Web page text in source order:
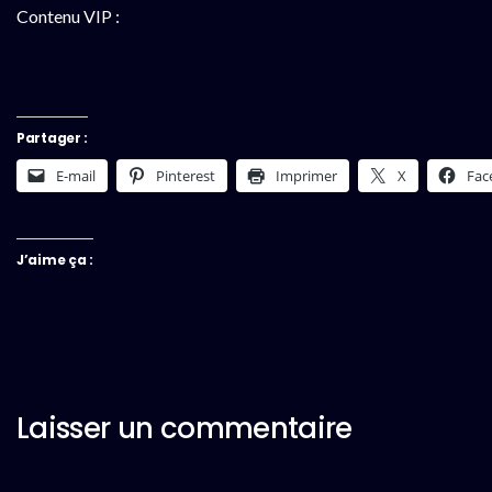
Contenu VIP :
Partager :
E-mail Pinterest Imprimer X
J’aime ça :
Laisser un commentaire